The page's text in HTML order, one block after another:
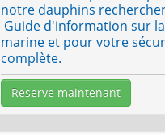
notre dauphins
Guide d'information sur
marine et pour votre
complète.
Reserve maintenant